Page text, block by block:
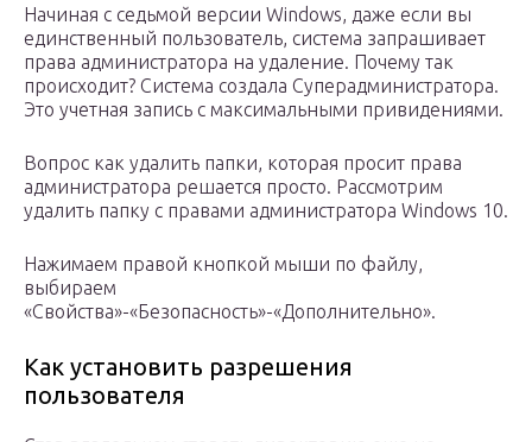
Начиная с седьмой версии Windows, даже если вы
единственный пользователь, система запрашивает
права администратора на удаление. Почему так
происходит? Система создала Суперадминистратора.
Это учетная запись с максимальными привидениями.
Вопрос как удалить папки, которая просит права
администратора решается просто. Рассмотрим
удалить папку с правами администратора Windows 10.
Нажимаем правой кнопкой мыши по файлу,
выбираем
«Свойства»-«Безопасность»-«Дополнительно».
Как установить разрешения
пользователя